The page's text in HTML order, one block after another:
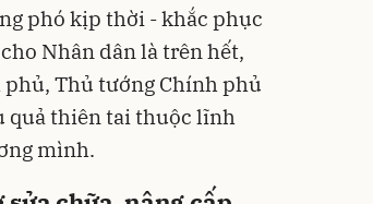
phó kịp thời - khắc phục
Nhân dân là trên hết,
Thủ tướng Chính phủ
quả thiên tai thuộc lĩnh
mình.